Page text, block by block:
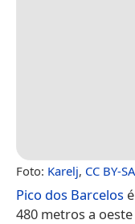
Foto: Karelj, CC BY-
Pico dos Barcelos
480 metros a